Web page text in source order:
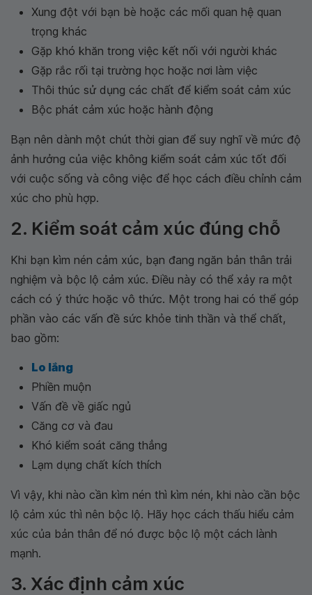
Xung đột với bạn bè hoặc các mối quan hệ quan
trọng khác
Gặp khó khăn trong việc kết nối với người khác
Gặp rắc rối tại trường học hoặc nơi làm việc
Thôi thúc sử dụng các chất để kiểm soát cảm xúc
Bộc phát cảm xúc hoặc hành động
Bạn nên dành một chút thời gian để suy nghĩ về mức độ
ảnh hưởng của việc không kiểm soát cảm xúc tốt đối
với cuộc sống và công việc để học cách điều chỉnh cảm
xúc cho phù hợp.
2. Kiểm soát cảm xúc đúng chỗ
Khi bạn kìm nén cảm xúc, bạn đang ngăn bản thân trải
nghiệm và bộc lộ cảm xúc. Điều này có thể xảy ra một
cách có ý thức hoặc vô thức. Một trong hai có thể góp
phần vào các vấn đề sức khỏe tinh thần và thể chất,
bao gồm:
Lo lắng
Phiền muộn
Vấn đề về giấc ngủ
Căng cơ và đau
Khó kiểm soát căng thẳng
Lạm dụng chất kích thích
Vì vậy, khi nào cần kìm nén thì kìm nén, khi nào cần bộc
lộ cảm xúc thì nên bộc lộ. Hãy học cách thấu hiểu cảm
xúc của bản thân để nó được bộc lộ một cách lành
mạnh.
3. Xác định cảm xúc